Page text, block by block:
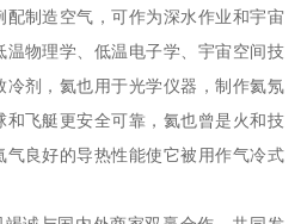
制造空气，可作为深水作业和宇宙
物理学、低温电子学、宇宙空间技
剂，氦也用于光学仪器，制作氦氖
飞艇更安全可靠，氦也曾是火和技
良好的导热性能使它被用作气冷式